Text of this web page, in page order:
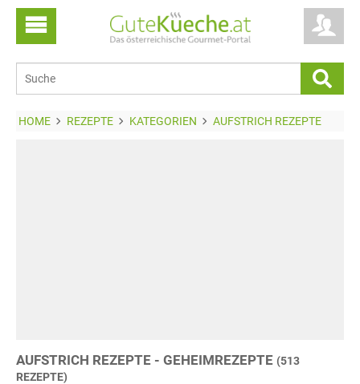
HOME REZEPTE KATEGORIEN AUFSTRICH REZEPTE
AUFSTRICH REZEPTE - GEHEIMREZEPTE (513
REZEPTE)